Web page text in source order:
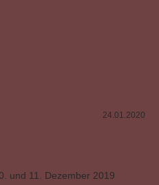
24.01.2020
und 11. Dezember 2019